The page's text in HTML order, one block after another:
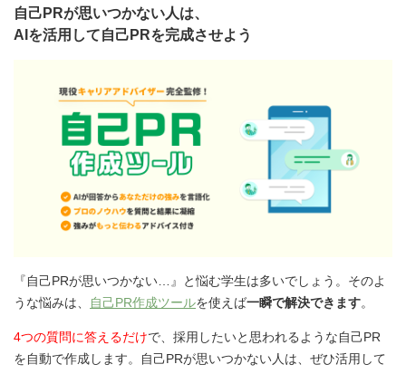
自己PRが思いつかない人は、
AIを活用して自己PRを完成させよう
『自己PRが思いつかない…』と悩む学生は多いでしょう。そのよ
うな悩みは、
自己PR作成ツールを使えば一瞬で解決できます。
4つの質問に答えるだけで、採用したいと思われるような自己PR
を自動で作成します。自己PRが思いつかない人は、ぜひ活用して